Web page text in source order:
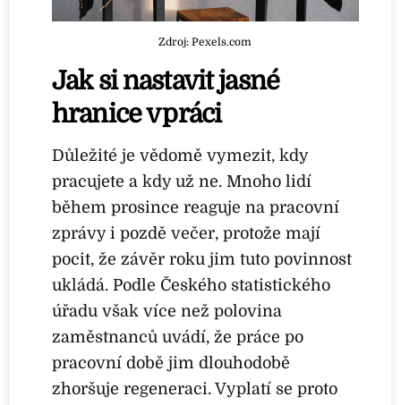
Zdroj: Pexels.com
Jak si nastavit jasné
hranice v práci
Důležité je vědomě vymezit, kdy
pracujete a kdy už ne. Mnoho lidí
během prosince reaguje na pracovní
zprávy i pozdě večer, protože mají
pocit, že závěr roku jim tuto povinnost
ukládá. Podle Českého statistického
úřadu však více než polovina
zaměstnanců uvádí, že práce po
pracovní době jim dlouhodobě
zhoršuje regeneraci. Vyplatí se proto